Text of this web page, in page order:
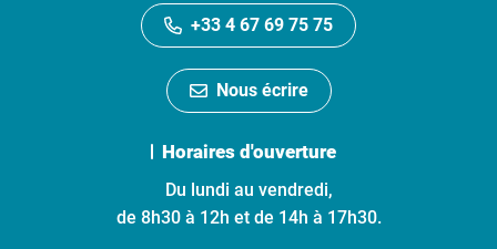
+33 4 67 69 75 75
Nous écrire
Horaires d'ouverture
Du lundi au vendredi,
de 8h30 à 12h et de 14h à 17h30.